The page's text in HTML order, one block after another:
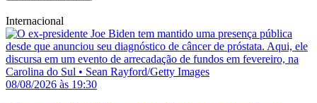
Internacional
08/08/2026 às 19:30